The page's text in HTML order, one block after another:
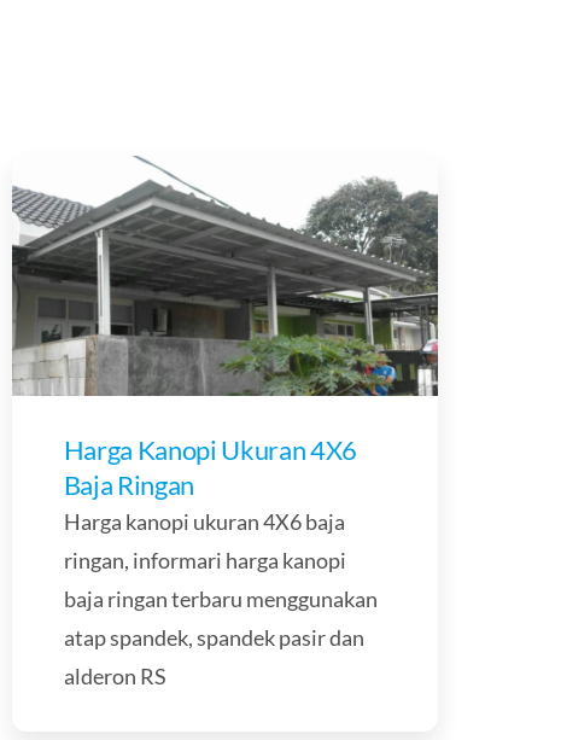
Harga Kanopi Ukuran 4X6
Baja Ringan
Harga kanopi ukuran 4X6 baja
ringan, informari harga kanopi
baja ringan terbaru menggunakan
atap spandek, spandek pasir dan
alderon RS